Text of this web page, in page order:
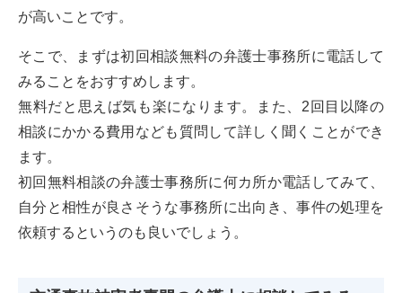
が高いことです。
そこで、まずは初回相談無料の弁護士事務所に電話して
みることをおすすめします。
無料だと思えば気も楽になります。また、2回目以降の
相談にかかる費用なども質問して詳しく聞くことができ
ます。
初回無料相談の弁護士事務所に何カ所か電話してみて、
自分と相性が良さそうな事務所に出向き、事件の処理を
依頼するというのも良いでしょう。